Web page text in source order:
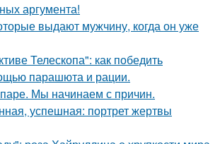
аргумента!
выдают мужчину, когда он уже
Телескопа": как победить
парашюта и рации.
Мы начинаем с причин.
успешная: портрет жертвы